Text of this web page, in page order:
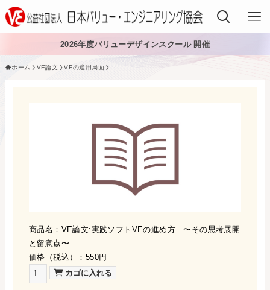
日本VE協会について
資料・論文購入
お問い合わせ
2026年度バリューデザインスクール 開催
ホーム VE論文 VEの適用局面
商品名：VE論文:実践ソフトVEの進め方 〜その思考展開
と留意点〜
価格（税込）：550円